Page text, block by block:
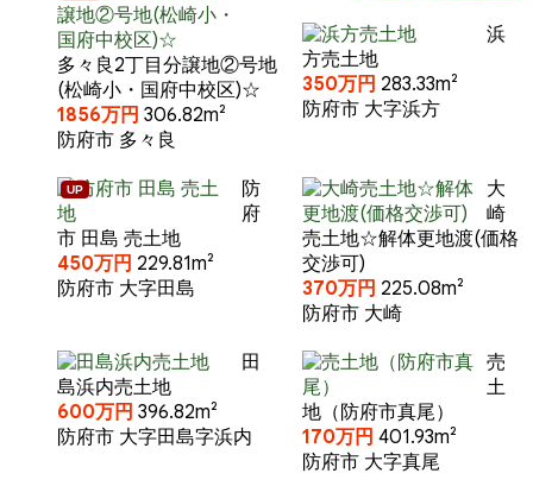
多々良2丁目分譲地②号地
(松崎小・国府中校区)☆
1856万円 306.82m²
防府市 多々良
浜
方売土地
350万円 283.33m²
防府市 大字浜方
UP
防
府
市 田島 売土地
450万円 229.81m²
防府市 大字田島
大
崎
売土地☆解体更地渡(価格
交渉可)
370万円 225.08m²
防府市 大崎
田
島浜内売土地
600万円 396.82m²
防府市 大字田島字浜内
売
土
地（防府市真尾）
170万円 401.93m²
防府市 大字真尾